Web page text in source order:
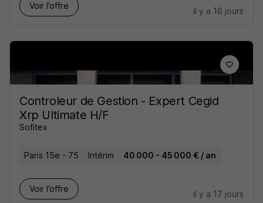
Voir l’offre
il y a 16 jours
Controleur de Gestion - Expert Cegid
Xrp Ultimate H/F
Sofitex
Paris 15e - 75 Intérim 40 000 - 45 000 € / an
Voir l’offre
il y a 17 jours